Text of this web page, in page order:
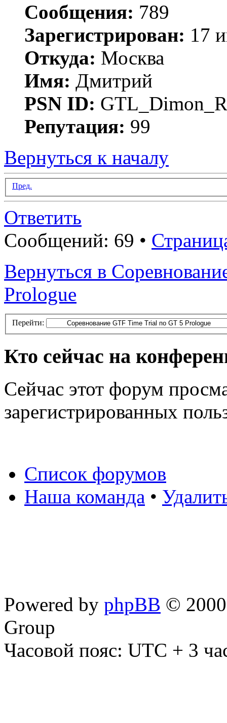
Сообщения: 789
Зарегистрирован: 17
Откуда: Москва
Имя: Дмитрий
PSN ID:
Репутация: 99
Вернуться к началу
Пред.
Ответить
Сообщений: 69 •
Вернуться в
Prologue
Перейти:
Кто сейчас на
Сейчас этот форум
зарегистрированных
Список форумов
Наша команда •
Powered by phpBB ©
Group
Часовой пояс: UTC + 3